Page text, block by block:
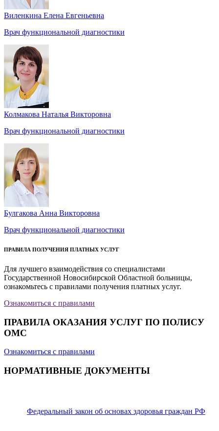
Виленкина Елена Евгеньевна
Врач функциональной диагностики
Колмакова Наталья Викторовна
Врач функциональной диагностики
Булгакова Анна Викторовна
Врач функциональной диагностики
ПРАВИЛА ПОЛУЧЕНИЯ ПЛАТНЫХ УСЛУГ
Для лучшего взаимодействия со специалистами
Государственной Новосибирской Областной больницы,
ознакомьтесь с правилами получения платных услуг.
Ознакомиться с правилами
ПРАВИЛА ОКАЗАНИЯ УСЛУГ ПО ПОЛИСУ
ОМС
Ознакомиться с правилами
НОРМАТИВНЫЕ ДОКУМЕНТЫ
Федеральный закон об основах здоровья граждан РФ